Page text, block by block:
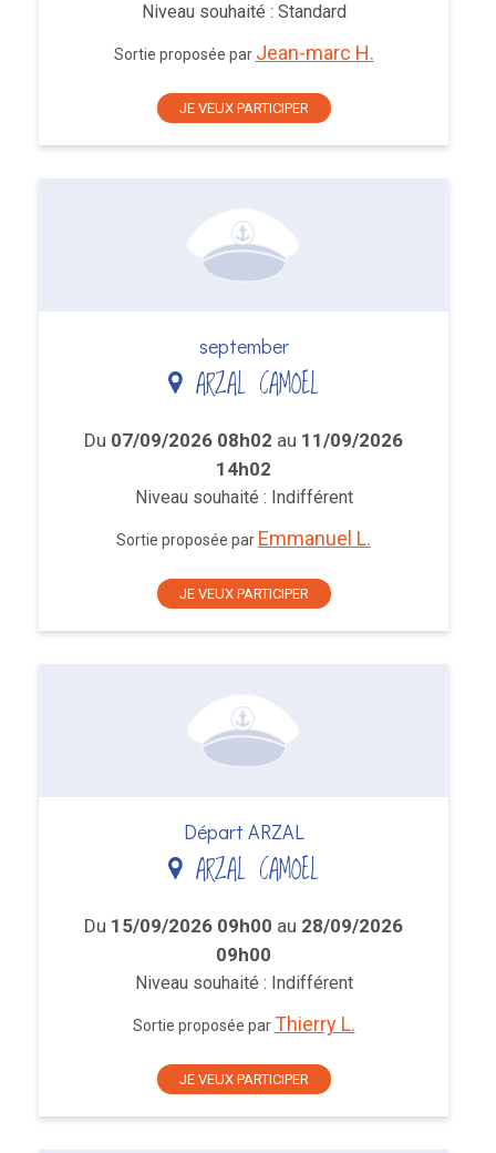
Niveau souhaité : Standard
Sortie proposée par Jean-marc H.
JE VEUX PARTICIPER
september
ARZAL CAMOEL
Du 07/09/2026 08h02 au 11/09/2026
14h02
Niveau souhaité : Indifférent
Sortie proposée par Emmanuel L.
JE VEUX PARTICIPER
Départ ARZAL
ARZAL CAMOEL
Du 15/09/2026 09h00 au 28/09/2026
09h00
Niveau souhaité : Indifférent
Sortie proposée parThierry L.
JE VEUX PARTICIPER